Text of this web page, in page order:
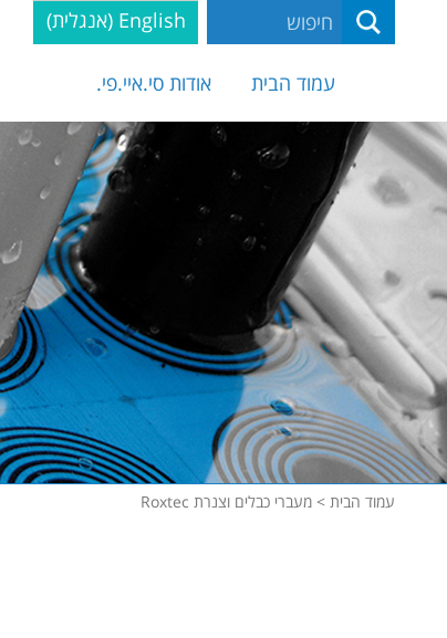
English
(אנגלית)
עמוד הבית אודות סי.איי.פי.
עמוד הבית > מעברי כבלים וצנרת Roxtec